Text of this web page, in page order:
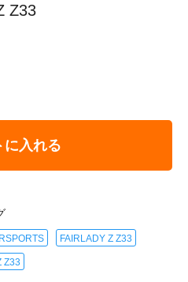
Z33
に入れる
FAIRLADY Z Z33
Z33